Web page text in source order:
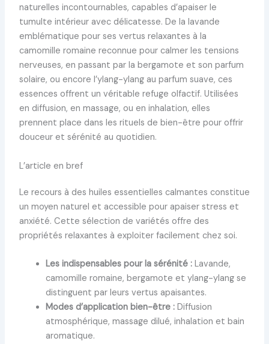
naturelles incontournables, capables d’apaiser le
tumulte intérieur avec délicatesse. De la lavande
emblématique pour ses vertus relaxantes à la
camomille romaine reconnue pour calmer les tensions
nerveuses, en passant par la bergamote et son parfum
solaire, ou encore l’ylang-ylang au parfum suave, ces
essences offrent un véritable refuge olfactif. Utilisées
en diffusion, en massage, ou en inhalation, elles
prennent place dans les rituels de bien-être pour offrir
douceur et sérénité au quotidien.
L’article en bref
Le recours à des huiles essentielles calmantes constitue
un moyen naturel et accessible pour apaiser stress et
anxiété. Cette sélection de variétés offre des
propriétés relaxantes à exploiter facilement chez soi.
Les indispensables pour la sérénité :Lavande,
camomille romaine, bergamote et ylang-ylang se
distinguent par leurs vertus apaisantes.
Modes d’application bien-être :Diffusion
atmosphérique, massage dilué, inhalation et bain
aromatique.